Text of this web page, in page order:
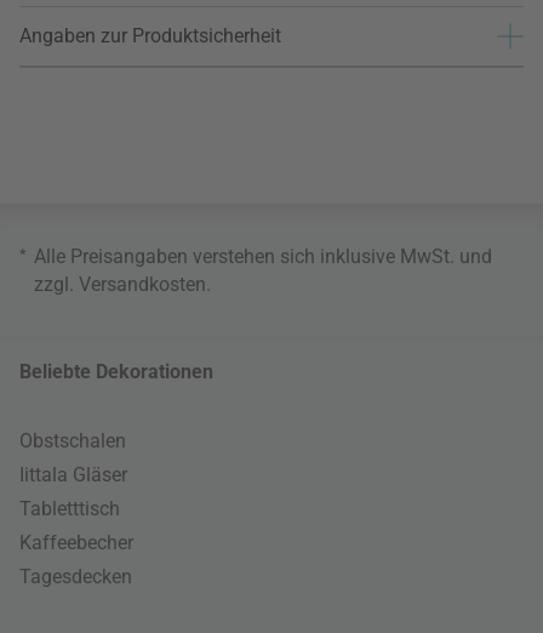
Angaben zur Produktsicherheit
* Alle Preisangaben verstehen sich inklusive MwSt. und
zzgl. Versandkosten
Beliebte Dekorationen
Obstschalen
Iittala Gläser
Tabletttisch
Kaffeebecher
Tagesdecken